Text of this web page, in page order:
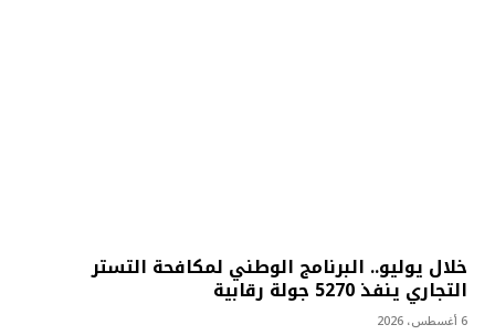
خلال يوليو.. البرنامج الوطني لمكافحة التستر
التجاري ينفذ 5270 جولة رقابية
6 أغسطس، 2026